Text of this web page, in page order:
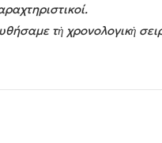
τὴ χρονολογικὴ